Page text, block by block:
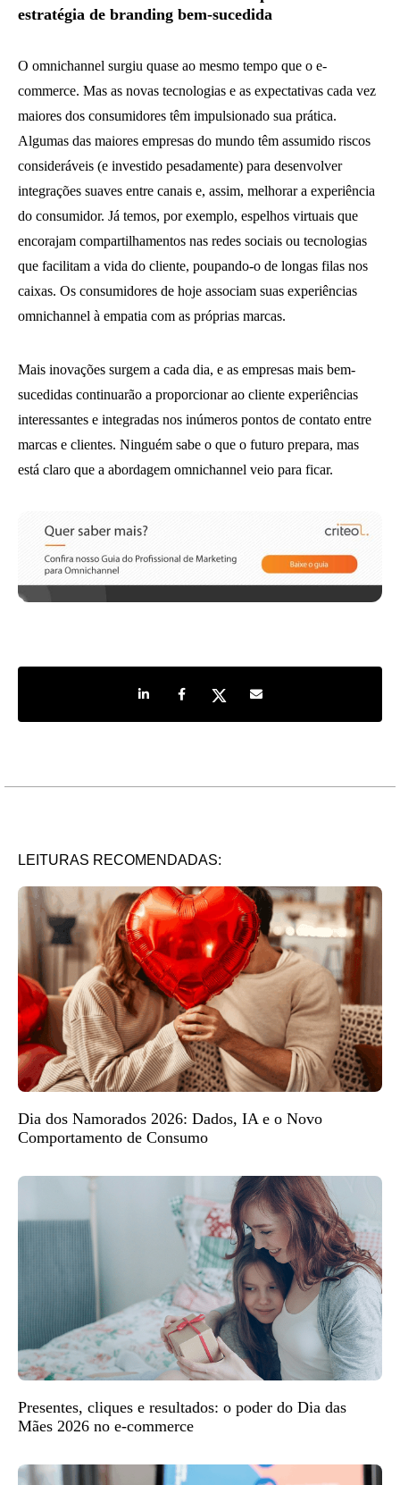
estratégia de branding bem-sucedida
O omnichannel surgiu quase ao mesmo tempo que o e-
commerce. Mas as novas tecnologias e as expectativas cada vez
maiores dos consumidores têm impulsionado sua prática.
Algumas das maiores empresas do mundo têm assumido riscos
consideráveis (e investido pesadamente) para desenvolver
integrações suaves entre canais e, assim, melhorar a experiência
do consumidor. Já temos, por exemplo, espelhos virtuais que
encorajam compartilhamentos nas redes sociais ou tecnologias
que facilitam a vida do cliente, poupando-o de longas filas nos
caixas. Os consumidores de hoje associam suas experiências
omnichannel à empatia com as próprias marcas.
Mais inovações surgem a cada dia, e as empresas mais bem-
sucedidas continuarão a proporcionar ao cliente experiências
interessantes e integradas nos inúmeros pontos de contato entre
marcas e clientes. Ninguém sabe o que o futuro prepara, mas
está claro que a abordagem omnichannel veio para ficar.
Share on LinkedIn
Share on Facebook
Share on TwitterShare by e-mail
LEITURAS RECOMENDADAS:
Dia dos Namorados 2026: Dados, IA e o Novo
Comportamento de Consumo
Presentes, cliques e resultados: o poder do Dia das
Mães 2026 no e-commerce